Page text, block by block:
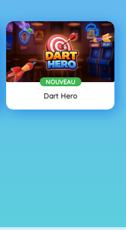
NOUVEAU
Dart Hero